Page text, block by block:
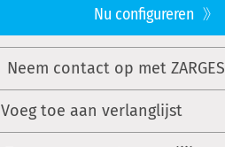
Nu configureren
Neem contact op met ZARGES
Voeg toe aan verlanglijst